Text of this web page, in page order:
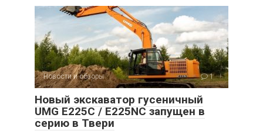
Новости и обзоры 1
Новый экскаватор гусеничный
UMG E225C / E225NC запущен в
серию в Твери